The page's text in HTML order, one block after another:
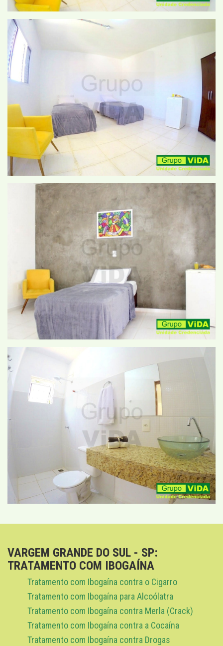
VARGEM GRANDE DO SUL - SP:
TRATAMENTO COM IBOGAÍNA
Tratamento com Ibogaína contra o Cigarro
Tratamento com Ibogaína para Alcoólatra
Tratamento com Ibogaína contra Merla (Crack)
Tratamento com Ibogaína contra a Cocaína
Tratamento com Ibogaína contra Drogas